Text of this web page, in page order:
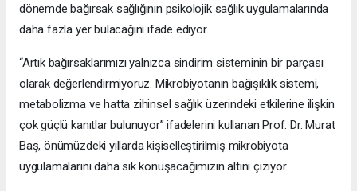
dönemde bağırsak sağlığının psikolojik sağlık uygulamalarında
daha fazla yer bulacağını ifade ediyor.
“Artık bağırsaklarımızı yalnızca sindirim sisteminin bir parçası
olarak değerlendirmiyoruz. Mikrobiyotanın bağışıklık sistemi,
metabolizma ve hatta zihinsel sağlık üzerindeki etkilerine ilişkin
çok güçlü kanıtlar bulunuyor” ifadelerini kullanan Prof. Dr. Murat
Baş, önümüzdeki yıllarda kişiselleştirilmiş mikrobiyota
uygulamalarını daha sık konuşacağımızın altını çiziyor.